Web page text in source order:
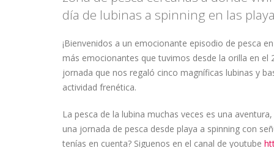
día de lubinas a spinning en las
¡Bienvenidos a un emocionante episodio de pesca
más emocionantes que tuvimos desde la orilla en
jornada que nos regaló cinco magníficas lubinas y
actividad frenética.
La pesca de la lubina muchas veces es una
una jornada de pesca desde playa a spinning con
tenías en cuenta? Siguenos en el canal de youtube